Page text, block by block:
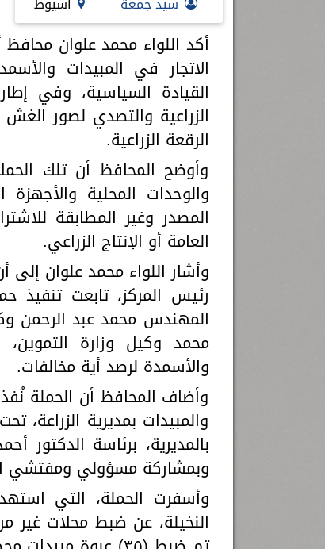
أكد اللواء محمد علوان
الاتجار في المبيدات
القيادة السياسية، وفي
الزراعية والتصدي لصور
الرقعة الزراعية.
وأوضح المحافظ أن تلك
والوحدات المحلية
المصدر وغير المطابقة
العامة أو الإنتاج الزراعي.
وأشار اللواء محمد علوان
رئيس المركز، تابعت تنفيذ
المهندس محمد عبد الرحمن
محمد وكيل وزارة التموين،
والأسمدة لرصد أية مخالفات.
وأضاف المحافظ أن الحملة
والمبيدات بمديرية
بالمديرية، برئاسة الدكتور
وبمشاركة مسؤولي ومفتشي
وأسفرت الحملة، التي
النخيلة، عن ضبط محلات